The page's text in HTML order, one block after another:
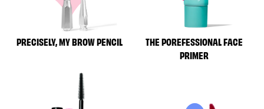
PRECISELY, MY BROW PENCIL
THE POREFESSIONAL FACE
PRIMER